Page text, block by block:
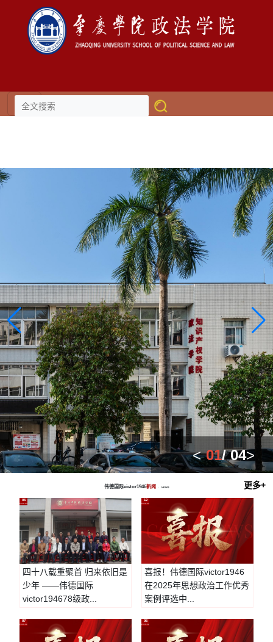
伟德国际(victor1946)官方网站-
Officials Website
伟德国际victor1946办公楼
< 02/ 04>
伟德国际victor1946新闻 NEWS 更多+
06
2026-03
四十八载重聚首 归来依旧是
少年 ——伟德国际
victor194678级政...
12
2026-02
喜报！伟德国际victor1946
在2025年思想政治工作优秀
案例评选中...
07
2026-02
06
2026-02